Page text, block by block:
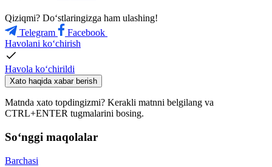
Qiziqmi? Doʻstlaringizga ham ulashing!
Telegram
Facebook
Havolani ko‘chirish
Havola ko‘chirildi
Xato haqida xabar berish
Matnda xato topdingizmi? Kerakli matnni belgilang va
CTRL+ENTER tugmalarini bosing.
So‘nggi maqolalar
Barchasi